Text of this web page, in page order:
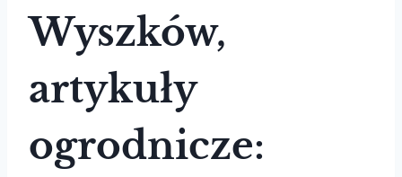
Wyszków,
artykuły
ogrodnicze: